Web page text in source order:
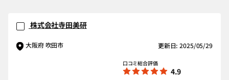
株式会社寺田美研
大阪府 吹田市 更新日: 2025/05/29
口コミ総合評価
4.9